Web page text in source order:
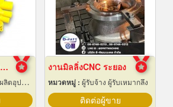
ท่อ UPVC ท่อร้อยสายไฟ ท่อขาว ท่อเหลือง พัทยา ชลบุรี
องใช้ไฟฟ้า
งานมิลลิ่งCNC ระยอง
หมวดหมู่ : ผู้รับจ้าง ผู้รับเหมากลึง
ติดต่อผู้ขาย